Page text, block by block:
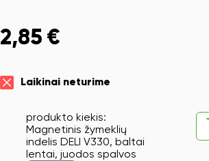
2,85 €
Laikinai neturime
produkto kiekis:
Magnetinis žymeklių
indelis DELI V330, baltai
lentai, juodos spalvos